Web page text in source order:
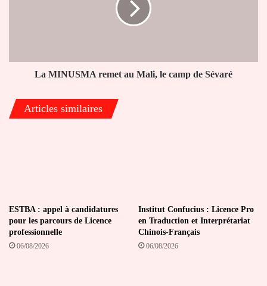
Sévaré
La MINUSMA remet au Mali, le camp de Sévaré
Articles similaires
ESTBA : appel à candidatures
pour les parcours de Licence
professionnelle
06/08/2026
Institut Confucius : Licence Pro
en Traduction et Interprétariat
Chinois-Français
06/08/2026